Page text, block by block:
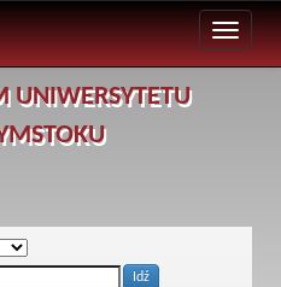
UNIWERSYTETU